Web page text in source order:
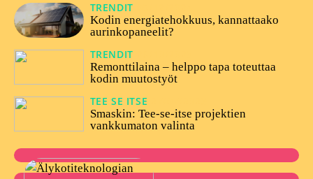
TRENDIT
Kodin energiatehokkuus, kannattaako
aurinkopaneelit?
TRENDIT
Remonttilaina – helppo tapa toteuttaa
kodin muutostyöt
TEE SE ITSE
Smaskin: Tee-se-itse projektien
vankkumaton valinta